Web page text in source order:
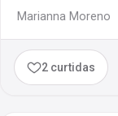
Marianna Moreno
2 curtidas